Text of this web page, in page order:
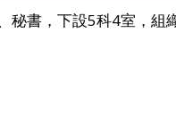
書，下設5科4室，組